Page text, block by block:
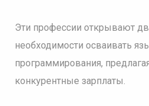
Эти профессии открывают
необходимости осваивать
программирования,
конкурентные зарплаты.